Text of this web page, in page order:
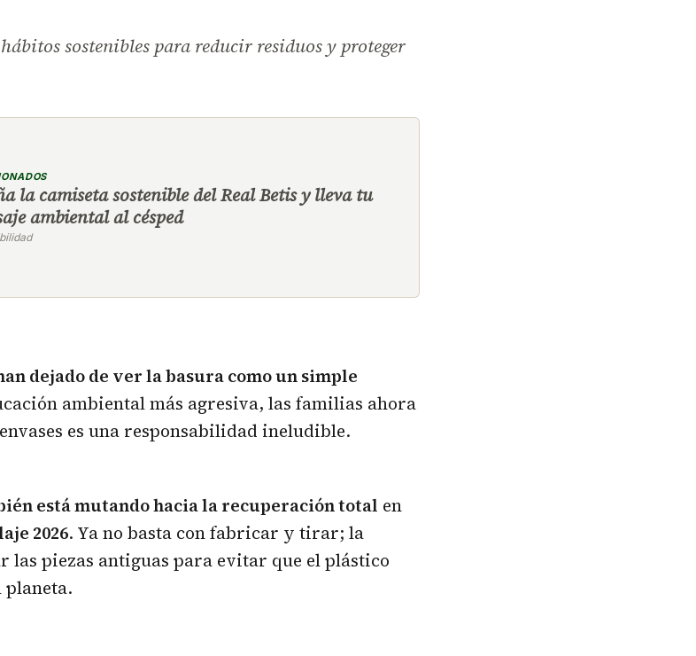
sostenibles para reducir residuos y proteger
la camiseta sostenible del Real Betis y lleva tu
ambiental al césped
dejado de ver la basura como un simple
ambiental más agresiva, las familias ahora
es una responsabilidad ineludible.
está mutando hacia la recuperación total en
2026. Ya no basta con fabricar y tirar; la
piezas antiguas para evitar que el plástico
planeta.